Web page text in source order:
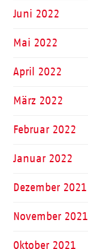
Juni 2022
Mai 2022
April 2022
März 2022
Februar 2022
Januar 2022
Dezember 2021
November 2021
Oktober 2021